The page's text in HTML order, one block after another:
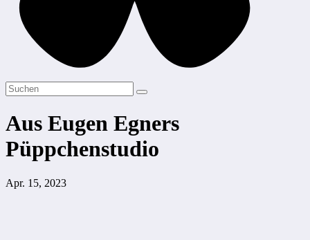
Aus Eugen Egners
Püppchenstudio
Apr. 15, 2023